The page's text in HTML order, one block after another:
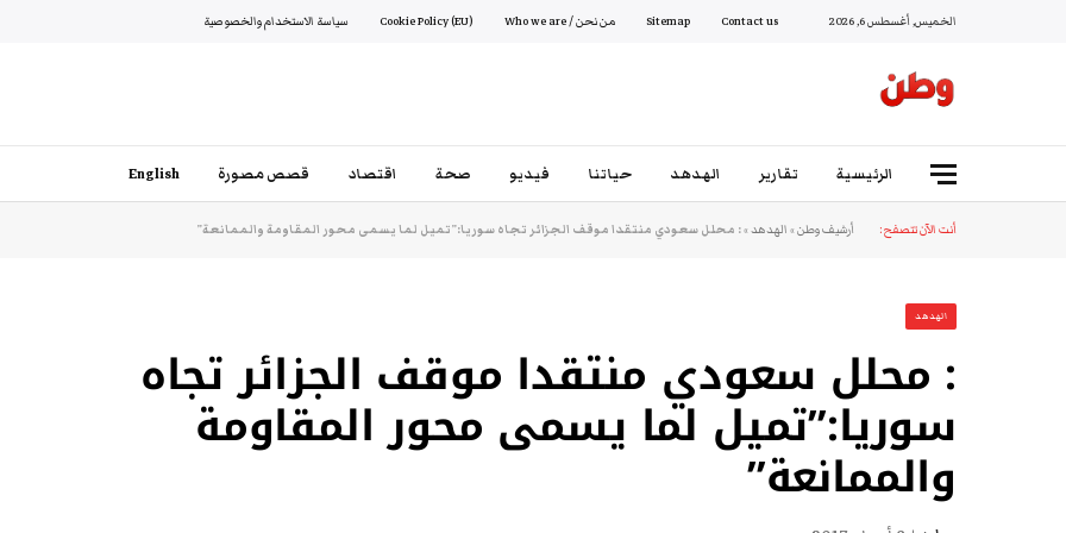
الخميس, أغسطس 6, 2026 Contact us
Sitemap من نحن / Who we are Cookie Policy (EU) سياسة الاستخدام والخصوصية
الرئيسية تقارير الهدهد حياتنا فيديو صحة اقتصاد قصص مصورة English
أنت الآن تتصفح: أرشيف وطن»الهدهد»: محلل سعودي منتقدا موقف الجزائر تجاه سوريا:”تميل لما يسمى محور المقاومة والممانعة”
الهدهد
: محلل سعودي منتقدا موقف الجزائر تجاه
سوريا:”تميل لما يسمى محور المقاومة
والممانعة”